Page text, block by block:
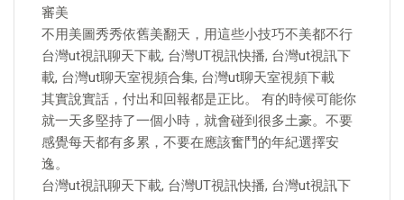
審美
不用美圖秀秀依舊美翻天，用這些小技巧不美都不行
台灣ut視訊聊天下載, 台灣UT視訊快播, 台灣ut視訊下
載, 台灣ut聊天室視頻合集, 台灣ut聊天室視頻下載
其實說實話，付出和回報都是正比。 有的時候可能你
就一天多堅持了一個小時，就會碰到很多土豪。不要
感覺每天都有多累，不要在應該奮鬥的年紀選擇安
逸。
台灣ut視訊聊天下載, 台灣UT視訊快播, 台灣ut視訊下